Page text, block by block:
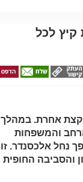
קיץ לכל
קצת אחרת. במהלך
והמשפחות
נחל אלכסנדר. זו
והסביבה החופית